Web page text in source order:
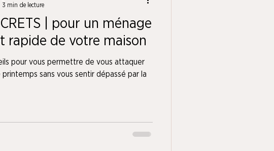
| pour un ménage
rapide de votre maison
pour vous permettre de vous attaquer
sans vous sentir dépassé par la
3 min de lecture